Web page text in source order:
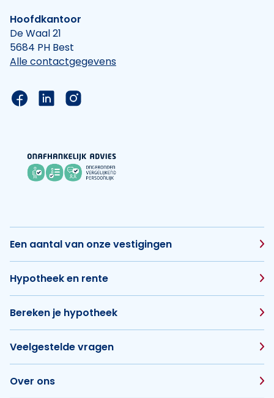
Hoofdkantoor
De Waal 21
5684 PH Best
Alle contactgegevens
Link naar de Facebook pagina van Hypotheek
Link naar de LinkedIn pagina van
Link naar de Instagram pagina van
Een aantal van onze vestigingen
Hypotheek en rente
Bereken je hypotheek
Veelgestelde vragen
Over ons